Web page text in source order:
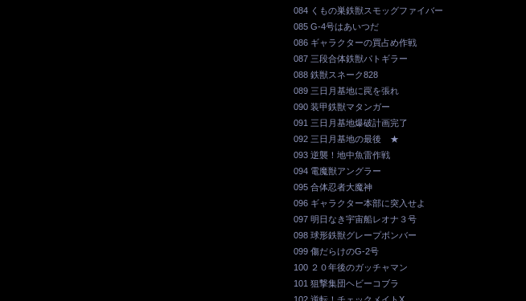
084 くもの巣鉄獣スモッグファイバー
085 G-4号はあいつだ
086 ギャラクターの買占め作戦
087 三段合体鉄獣パトギラー
088 鉄獣スネーク828
089 三日月基地に罠を張れ
090 装甲鉄獣マタンガー
091 三日月基地爆破計画完了
092 三日月基地の最後 ★
093 逆襲！地中魚雷作戦
094 電魔獣アングラー
095 合体忍者大魔神
096 ギャラクター本部に突入せよ
097 明日なき宇宙船レオナ３号
098 球形鉄獣グレープボンバー
099 傷だらけのG-2号
100 ２０年後のガッチャマン
101 狙撃集団ヘビーコブラ